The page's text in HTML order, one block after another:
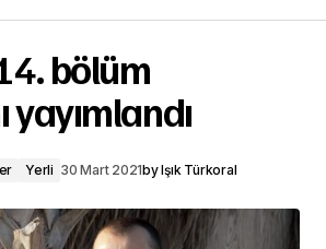
bölüm
yayımlandı
Yerli 30 Mart 2021byIşık Türkoral